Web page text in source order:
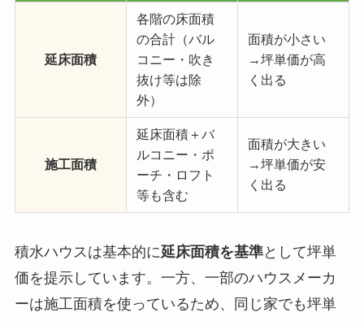
延床面積
各階の床面積
の合計（バル
コニー・吹き
抜け等は除
外）
面積が小さい
→坪単価が高
く出る
施工面積
延床面積＋バ
ルコニー・ポ
ーチ・ロフト
等も含む
面積が大きい
→坪単価が安
く出る
積水ハウスは基本的に延床面積を基準として坪単
価を提示しています。一方、一部のハウスメーカ
ーは施工面積を使っているため、同じ家でも坪単